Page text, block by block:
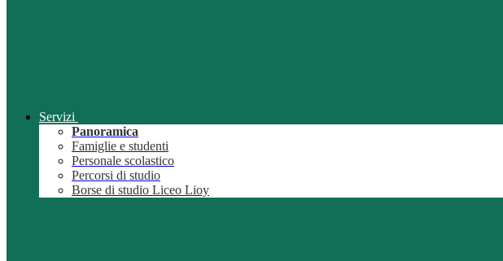
Servizi
Panoramica
Famiglie e studenti
Personale scolastico
Percorsi di studio
Borse di studio Liceo Lioy